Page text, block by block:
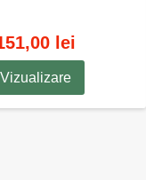
lei
Vizualizare